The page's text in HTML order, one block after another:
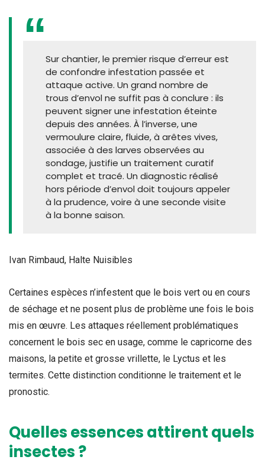
Sur chantier, le premier risque d’erreur est
de confondre infestation passée et
attaque active. Un grand nombre de
trous d’envol ne suffit pas à conclure : ils
peuvent signer une infestation éteinte
depuis des années. À l’inverse, une
vermoulure claire, fluide, à arêtes vives,
associée à des larves observées au
sondage, justifie un traitement curatif
complet et tracé. Un diagnostic réalisé
hors période d’envol doit toujours appeler
à la prudence, voire à une seconde visite
à la bonne saison.
Ivan Rimbaud, Halte Nuisibles
Certaines espèces n’infestent que le bois vert ou en cours
de séchage et ne posent plus de problème une fois le bois
mis en œuvre. Les attaques réellement problématiques
concernent le bois sec en usage, comme le capricorne des
maisons, la petite et grosse vrillette, le Lyctus et les
termites. Cette distinction conditionne le traitement et le
pronostic.
Quelles essences attirent quels
insectes ?